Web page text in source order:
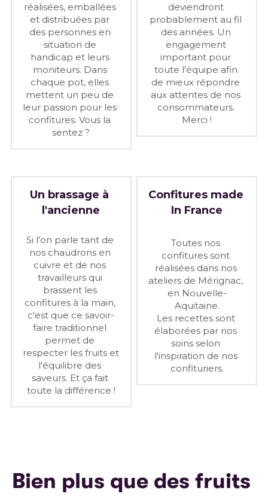
réalisées, emballées
et distribuées par
des personnes en
situation de
handicap et leurs
moniteurs. Dans
chaque pot, elles
mettent un peu de
leur passion pour les
confitures. Vous la
sentez ?
deviendront
probablement au fil
des années. Un
engagement
important pour
toute l'équipe afin
de mieux répondre
aux attentes de nos
consommateurs.
Merci !
Un brassage à
l'ancienne
Si l'on parle tant de
nos chaudrons en
cuivre et de nos
travailleurs qui
brassent les
confitures à la main,
c'est que ce savoir-
faire traditionnel
permet de
respecter les fruits et
l'équilibre des
saveurs. Et ça fait
toute la différence !
Confitures made
In France
Toutes nos
confitures sont
réalisées dans nos
ateliers de Mérignac,
en Nouvelle-
Aquitaine.
Les recettes sont
élaborées par nos
soins selon
l'inspiration de nos
confituriers.
Bien plus que des fruits